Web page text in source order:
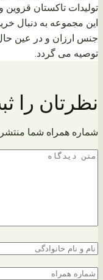
تولیدات تاکستان
این مجموعه به دنبال
جنس ارزان و در عین
توصیه می گردد.
نظرتان را
شماره همراه شما